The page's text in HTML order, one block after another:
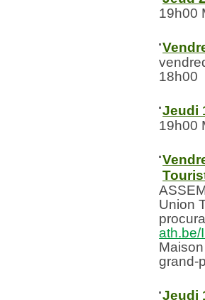
19h00
18h00
Jeudi
19h00
Union
ath.be/
grand-
Jeudi